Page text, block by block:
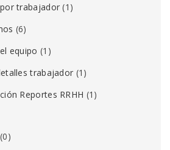
trabajador (1)
(6)
equipo (1)
trabajador (1)
Reportes RRHH (1)
(0)